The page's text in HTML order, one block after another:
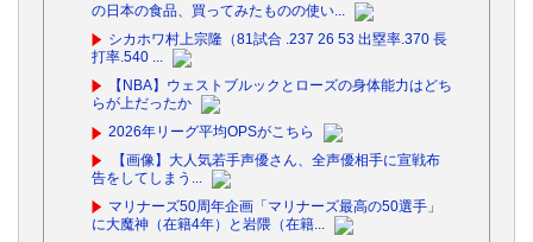
の日本の食品、買ってみたものの使い...
シカホワ村上宗隆（81試合 .237 26 53 出塁率.370 長
打率.540 ...
【NBA】ウェストブルックとローズの身体能力はどち
らが上だったか
2026年リーグ平均OPSがこちら
【画像】大人気若手声優さん、全声優相手に宣戦布
告をしてしまう...
マリナーズ50周年企画「マリナーズ最高の50選手」
に大魔神（在籍4年）と岩隈（在籍...